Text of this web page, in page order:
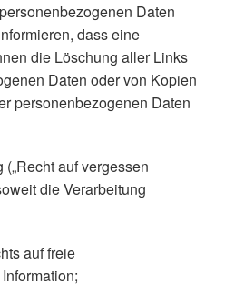
Daten
dass eine
die Löschung aller Links
Daten oder von Kopien
personenbezogenen Daten
auf vergessen
die Verarbeitung
auf freie